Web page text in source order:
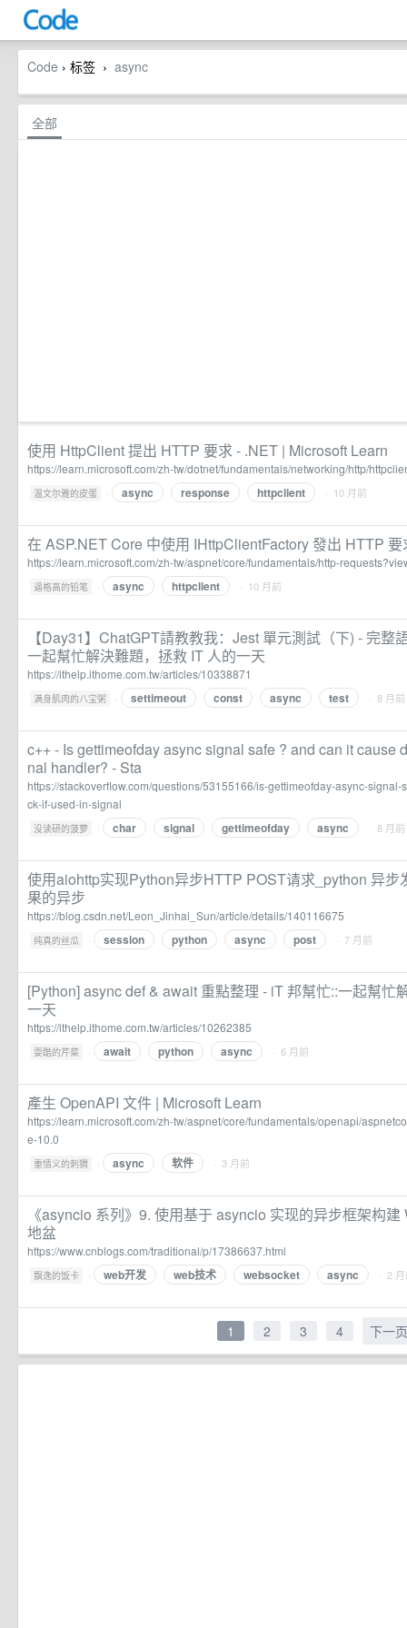
Code › 标签 › async
全部
使用 HttpClient 提出 HTTP 要求 - .NET | Microsoft Learn
https://learn.microsoft.com/zh-tw/dotnet/fundamentals/networking/http/
温文尔雅的皮蛋 · async response httpclient · 10 月前
在 ASP.NET Core 中使用 IHttpClientFactory 發出 HTTP
https://learn.microsoft.com/zh-tw/aspnet/core/fundamentals/http-
逼格高的铅笔 · async httpclient · 10 月前
【Day31】ChatGPT請教教我：Jest 單元測試（下) - 完整
一起幫忙解決難題，拯救 IT 人的一天
https://ithelp.ithome.com.tw/articles/10338871
满身肌肉的八宝粥 · settimeout const async test · 8 月前
c++ - Is gettimeofday async signal safe ? and can it cause
nal handler? - Sta
https://stackoverflow.com/questions/53155166/is-gettimeofday-async-
ck-if-used-in-signal
没读研的菠萝 · char signal gettimeofday async · 8 月前
使用aiohttp实现Python异步HTTP POST请求_python 异步
果的异步
https://blog.csdn.net/Leon_Jinhai_Sun/article/details/140116675
纯真的丝瓜 · session python async post · 7 月前
[Python] async def & await 重點整理 - iT 邦幫忙::一起幫忙
一天
https://ithelp.ithome.com.tw/articles/10262385
耍酷的芹菜 · await python async · 6 月前
產生 OpenAPI 文件 | Microsoft Learn
https://learn.microsoft.com/zh-tw/aspnet/core/fundamentals/openapi/
e-10.0
重情义的刺猬 · async 软件 · 3 月前
《asyncio 系列》9. 使用基于 asyncio 实现的异步框架构
地盆
https://www.cnblogs.com/traditional/p/17386637.html
飘逸的饭卡 · web开发 web技术 websocket async · 2
1 2 3 4 下一页